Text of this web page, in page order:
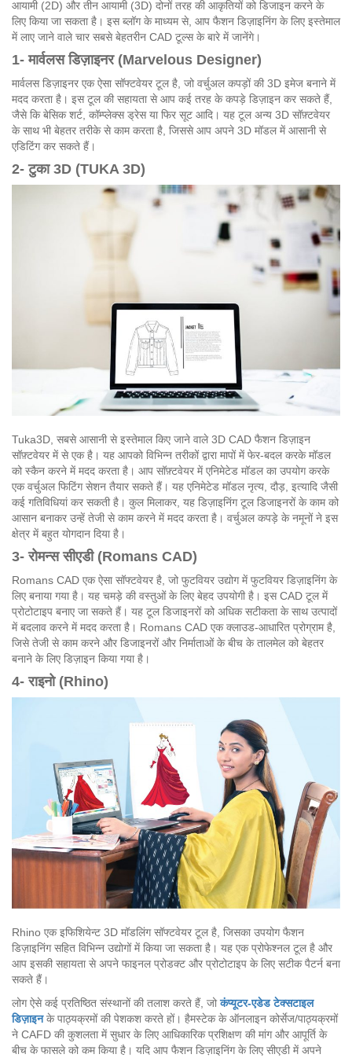
आयामी (2D) और तीन आयामी (3D) दोनों तरह की आकृतियों को डिजाइन करने के
लिए किया जा सकता है। इस ब्लॉग के माध्यम से, आप फैशन डिज़ाइनिंग के लिए इस्तेमाल
में लाए जाने वाले चार सबसे बेहतरीन CAD टूल्स के बारे में जानेंगे।
1- मार्वलस डिज़ाइनर (Marvelous Designer)
मार्वलस डिज़ाइनर एक ऐसा सॉफ्टवेयर टूल है, जो वर्चुअल कपड़ों की 3D इमेज बनाने में
मदद करता है। इस टूल की सहायता से आप कई तरह के कपड़े डिज़ाइन कर सकते हैं,
जैसे कि बेसिक शर्ट, कॉम्प्लेक्स ड्रेस या फिर सूट आदि। यह टूल अन्य 3D सॉफ़्टवेयर
के साथ भी बेहतर तरीके से काम करता है, जिससे आप अपने 3D मॉडल में आसानी से
एडिटिंग कर सकते हैं।
2- टुका 3D (TUKA 3D)
Tuka3D, सबसे आसानी से इस्तेमाल किए जाने वाले 3D CAD फैशन डिज़ाइन
सॉफ़्टवेयर में से एक है। यह आपको विभिन्न तरीकों द्वारा मापों में फेर-बदल करके मॉडल
को स्कैन करने में मदद करता है। आप सॉफ़्टवेयर में एनिमेटेड मॉडल का उपयोग करके
एक वर्चुअल फिटिंग सेशन तैयार सकते हैं। यह एनिमेटेड मॉडल नृत्य, दौड़, इत्यादि जैसी
कई गतिविधियां कर सकती है। कुल मिलाकर, यह डिज़ाइनिंग टूल डिजाइनरों के काम को
आसान बनाकर उन्हें तेजी से काम करने में मदद करता है। वर्चुअल कपड़े के नमूनों ने इस
क्षेत्र में बहुत योगदान दिया है।
3- रोमन्स सीएडी (Romans CAD)
Romans CAD एक ऐसा सॉफ्टवेयर है, जो फुटवियर उद्योग में फुटवियर डिज़ाइनिंग के
लिए बनाया गया है। यह चमड़े की वस्तुओं के लिए बेहद उपयोगी है। इस CAD टूल में
प्रोटोटाइप बनाए जा सकते हैं। यह टूल डिजाइनरों को अधिक सटीकता के साथ उत्पादों
में बदलाव करने में मदद करता है। Romans CAD एक क्लाउड-आधारित प्रोग्राम है,
जिसे तेजी से काम करने और डिजाइनरों और निर्माताओं के बीच के तालमेल को बेहतर
बनाने के लिए डिज़ाइन किया गया है।
4- राइनो (Rhino)
Rhino एक इफिशियेन्ट 3D मॉडलिंग सॉफ्टवेयर टूल है, जिसका उपयोग फैशन
डिज़ाइनिंग सहित विभिन्न उद्योगों में किया जा सकता है। यह एक प्रोफेश्नल टूल है और
आप इसकी सहायता से अपने फाइनल प्रोडक्ट और प्रोटोटाइप के लिए सटीक पैटर्न बना
सकते हैं।
लोग ऐसे कई प्रतिष्ठित संस्थानों की तलाश करते हैं, जोकंप्यूटर-एडेड टेक्सटाइल
डिज़ाइनके पाठ्यक्रमों की पेशकश करते हों। हैमस्टेक के ऑनलाइन कोर्सेज/पाठ्यक्रमों
ने CAFD की कुशलता में सुधार के लिए आधिकारिक प्रशिक्षण की मांग और आपूर्ति के
बीच के फासले को कम किया है। यदि आप फैशन डिज़ाइनिंग के लिए सीएडी में अपने